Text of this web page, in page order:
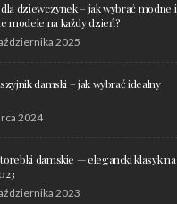
dziewczynek – jak wybrać modne i
modele na każdy dzień?
2025
damski – jak wybrać idealny
2024
damskie — elegancki klasyk na
2023